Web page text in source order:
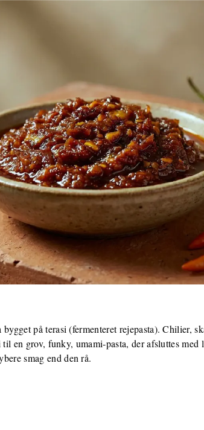
på terasi (fermenteret rejepasta). Chilier,
en grov, funky, umami-pasta, der afsluttes
smag end den rå.